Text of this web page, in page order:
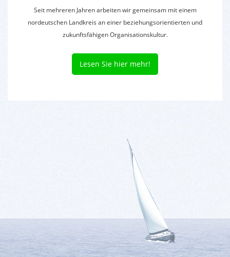
Seit mehreren Jahren arbeiten wir gemeinsam mit einem
nordeutschen Landkreis an einer beziehungsorientierten und
zukunftsfähigen Organisationskultur.
Lesen Sie hier mehr!